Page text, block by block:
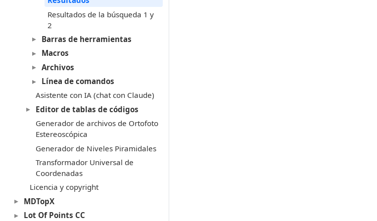
Resultados de la búsqueda 1 y
2
Barras de herramientas
Macros
Archivos
Línea de comandos
Asistente con IA (chat con Claude)
Editor de tablas de códigos
Generador de archivos de Ortofoto
Estereoscópica
Generador de Niveles Piramidales
Transformador Universal de
Coordenadas
Licencia y copyright
MDTopX
Lot Of Points CC